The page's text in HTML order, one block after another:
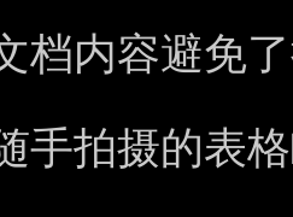
档内容避免
手拍摄的表